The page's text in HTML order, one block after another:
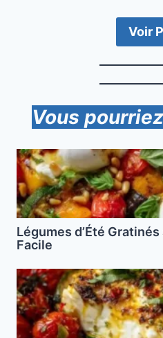
Voir
Vous
Légumes d’Été
Facile